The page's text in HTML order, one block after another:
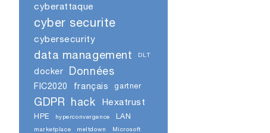
cyberattaque
cyber securite
cybersecurity
data management DLT
docker Données
FIC2020 français gartner
GDPR hack Hexatrust
HPE hyperconvergence LAN
marketplace meltdown Microsoft